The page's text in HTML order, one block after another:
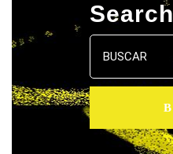
Search
Buscar: